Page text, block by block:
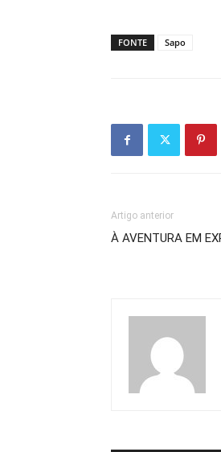
FONTE Sapo
Artigo anterior
À AVENTURA EM